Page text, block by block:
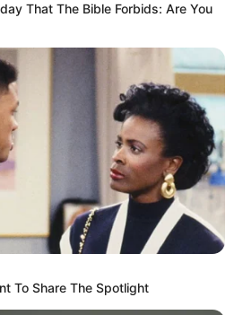
à VINCENNES Réunion 1
DES 5 ANS – Trot attelé –
EUROPEEN DES 5
That The Bible Forbids: Are You
To Share The Spotlight